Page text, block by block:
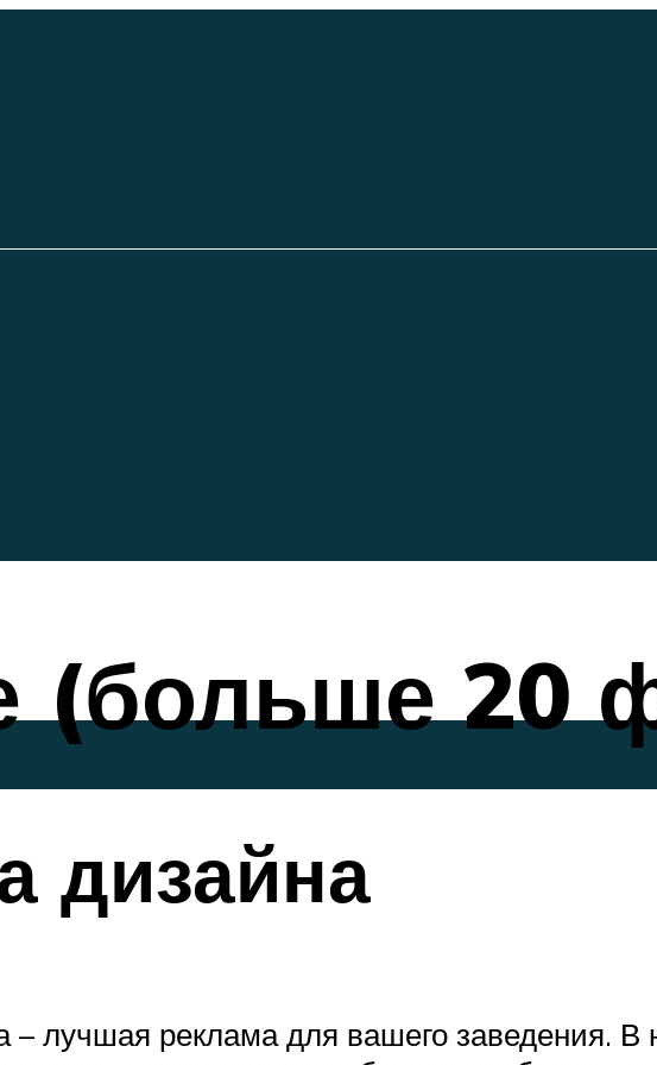
(больше 20
дизайна
лучшая реклама для вашего заведения. В